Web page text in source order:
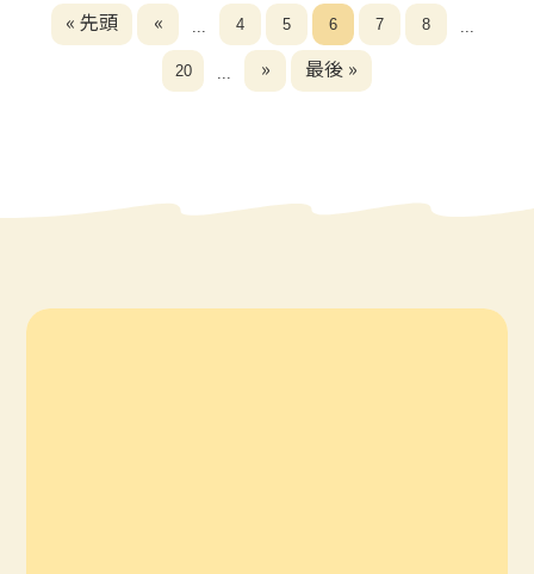
« 先頭 « 4 5 6 7 8
20 » 最後 »